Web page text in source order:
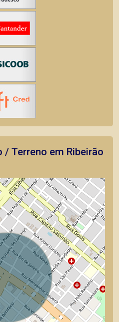
/ Terreno em Ribeirão